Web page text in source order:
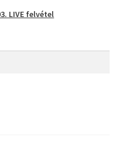
LIVE felvétel